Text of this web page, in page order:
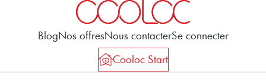
BlogNos offresNous contacterSe connecter
Cooloc Start